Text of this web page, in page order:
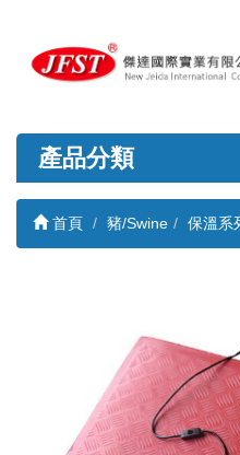
產品分類
首頁 豬/Swine 保溫系